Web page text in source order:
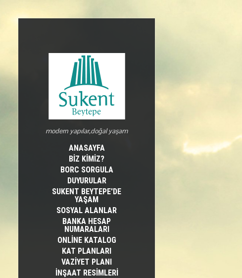
modern yapılar,doğal yaşam
ANASAYFA
BİZ KİMİZ?
BORC SORGULA
DUYURULAR
SUKENT BEYTEPE'DE
YAŞAM
SOSYAL ALANLAR
BANKA HESAP
NUMARALARI
ONLİNE KATALOG
KAT PLANLARI
VAZİYET PLANI
İNŞAAT RESIMLERI